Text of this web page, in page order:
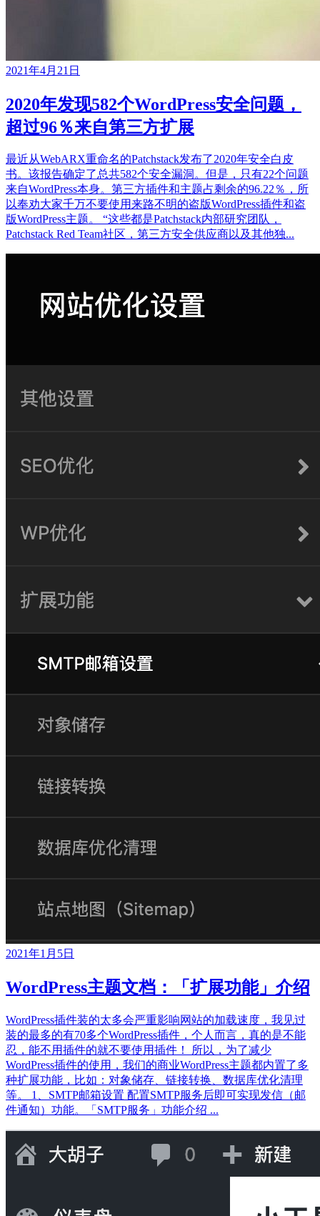
2021年4月21日
2020年发现582个WordPress安全问题，
超过96％来自第三方扩展
最近从WebARX重命名的Patchstack发布了2020年安全白皮
书。该报告确定了总共582个安全漏洞。但是，只有22个问题
来自WordPress本身。第三方插件和主题占剩余的96.22％，所
以奉劝大家千万不要使用来路不明的盗版WordPress插件和盗
版WordPress主题。 “这些都是Patchstack内部研究团队，
Patchstack Red Team社区，第三方安全供应商以及其他独...
2021年1月5日
WordPress主题文档：「扩展功能」介绍
WordPress插件装的太多会严重影响网站的加载速度，我见过
装的最多的有70多个WordPress插件，个人而言，真的是不能
忍，能不用插件的就不要使用插件！ 所以，为了减少
WordPress插件的使用，我们的商业WordPress主题都内置了多
种扩展功能，比如：对象储存、链接转换、数据库优化清理
等。 1、SMTP邮箱设置 配置SMTP服务后即可实现发信（邮
件通知）功能。「SMTP服务」功能介绍 ...